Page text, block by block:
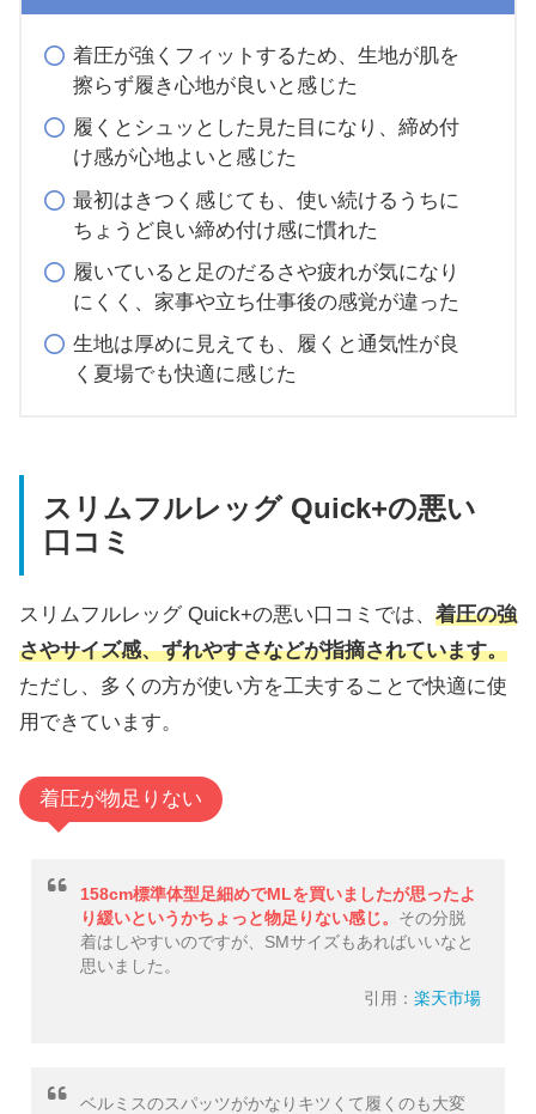
着圧が強くフィットするため、生地が肌を
擦らず履き心地が良いと感じた
履くとシュッとした見た目になり、締め付
け感が心地よいと感じた
最初はきつく感じても、使い続けるうちに
ちょうど良い締め付け感に慣れた
履いていると足のだるさや疲れが気になり
にくく、家事や立ち仕事後の感覚が違った
生地は厚めに見えても、履くと通気性が良
く夏場でも快適に感じた
スリムフルレッグ Quick+の悪い
口コミ
スリムフルレッグ Quick+の悪い口コミでは、 着圧の強
さやサイズ感、ずれやすさなどが指摘されています。
ただし、多くの方が使い方を工夫することで快適に使
用できています。
着圧が物足りない
158cm標準体型足細めでMLを買いましたが思ったよ
り緩いというかちょっと物足りない感じ。 その分脱
着はしやすいのですが、SMサイズもあればいいなと
思いました。
引用： 楽天市場
ベルミスのスパッツがかなりキツくて履くのも大変